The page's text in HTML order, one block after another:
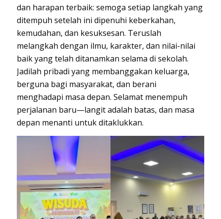
dan harapan terbaik: semoga setiap langkah yang
ditempuh setelah ini dipenuhi keberkahan,
kemudahan, dan kesuksesan. Teruslah
melangkah dengan ilmu, karakter, dan nilai-nilai
baik yang telah ditanamkan selama di sekolah.
Jadilah pribadi yang membanggakan keluarga,
berguna bagi masyarakat, dan berani
menghadapi masa depan. Selamat menempuh
perjalanan baru—langit adalah batas, dan masa
depan menanti untuk ditaklukkan.